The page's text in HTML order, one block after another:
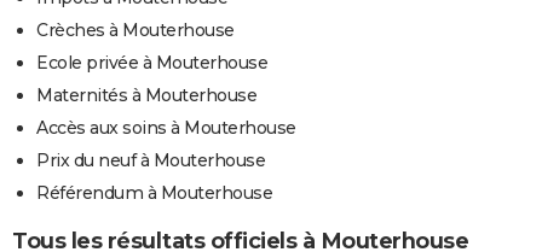
Crèches à Mouterhouse
Ecole privée à Mouterhouse
Maternités à Mouterhouse
Accès aux soins à Mouterhouse
Prix du neuf à Mouterhouse
Référendum à Mouterhouse
Tous les résultats officiels à Mouterhouse